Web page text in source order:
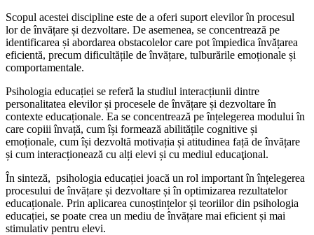
Scopul acestei discipline este de a oferi suport elevilor în procesul
lor de învățare și dezvoltare. De asemenea, se concentrează pe
identificarea și abordarea obstacolelor care pot împiedica învățarea
eficientă, precum dificultățile de învățare, tulburările emoționale și
comportamentale.
Psihologia educației se referă la studiul interacțiunii dintre
personalitatea elevilor și procesele de învățare și dezvoltare în
contexte educaționale. Ea se concentrează pe înțelegerea modului în
care copiii învață, cum își formează abilitățile cognitive și
emoționale, cum își dezvoltă motivația și atitudinea față de învățare
și cum interacționează cu alți elevi și cu mediul educaţional.
În sinteză, psihologia educației joacă un rol important în înțelegerea
procesului de învățare și dezvoltare și în optimizarea rezultatelor
educaționale. Prin aplicarea cunoștințelor și teoriilor din psihologia
educației, se poate crea un mediu de învățare mai eficient și mai
stimulativ pentru elevi.